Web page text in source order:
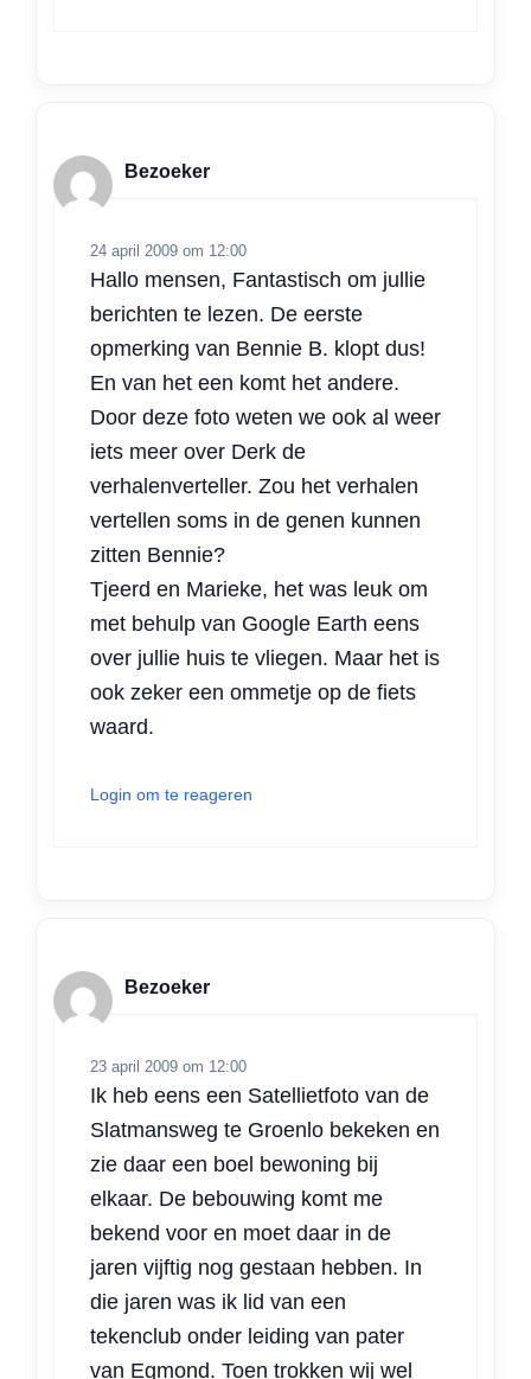
Bezoeker
24 april 2009 om 12:00
Hallo mensen, Fantastisch om jullie
berichten te lezen. De eerste
opmerking van Bennie B. klopt dus!
En van het een komt het andere.
Door deze foto weten we ook al weer
iets meer over Derk de
verhalenverteller. Zou het verhalen
vertellen soms in de genen kunnen
zitten Bennie?
Tjeerd en Marieke, het was leuk om
met behulp van Google Earth eens
over jullie huis te vliegen. Maar het is
ook zeker een ommetje op de fiets
waard.
Login om te reageren
Bezoeker
23 april 2009 om 12:00
Ik heb eens een Satellietfoto van de
Slatmansweg te Groenlo bekeken en
zie daar een boel bewoning bij
elkaar. De bebouwing komt me
bekend voor en moet daar in de
jaren vijftig nog gestaan hebben. In
die jaren was ik lid van een
tekenclub onder leiding van pater
van Egmond. Toen trokken wij wel